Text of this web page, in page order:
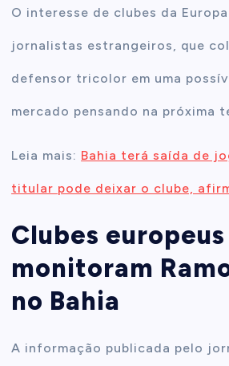
O interesse de clubes da
jornalistas estrangeiros, que
defensor tricolor em uma
mercado pensando na próxima
Leia mais: Bahia terá saída de
titular pode deixar o clube,
Clubes europeus
monitoram
no Bahia
A informação publicada pelo